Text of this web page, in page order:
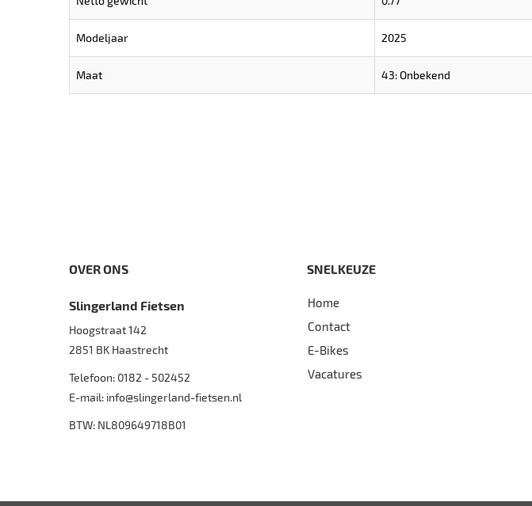
Modeljaar 2025
Maat 43: Onbekend
OVER ONS
Slingerland Fietsen
Hoogstraat 142
2851 BK Haastrecht
Telefoon: 0182 - 502452
E-mail: info@slingerland-fietsen.nl
BTW: NL809649718B01
SNELKEUZE
Home
Contact
E-Bikes
Vacatures